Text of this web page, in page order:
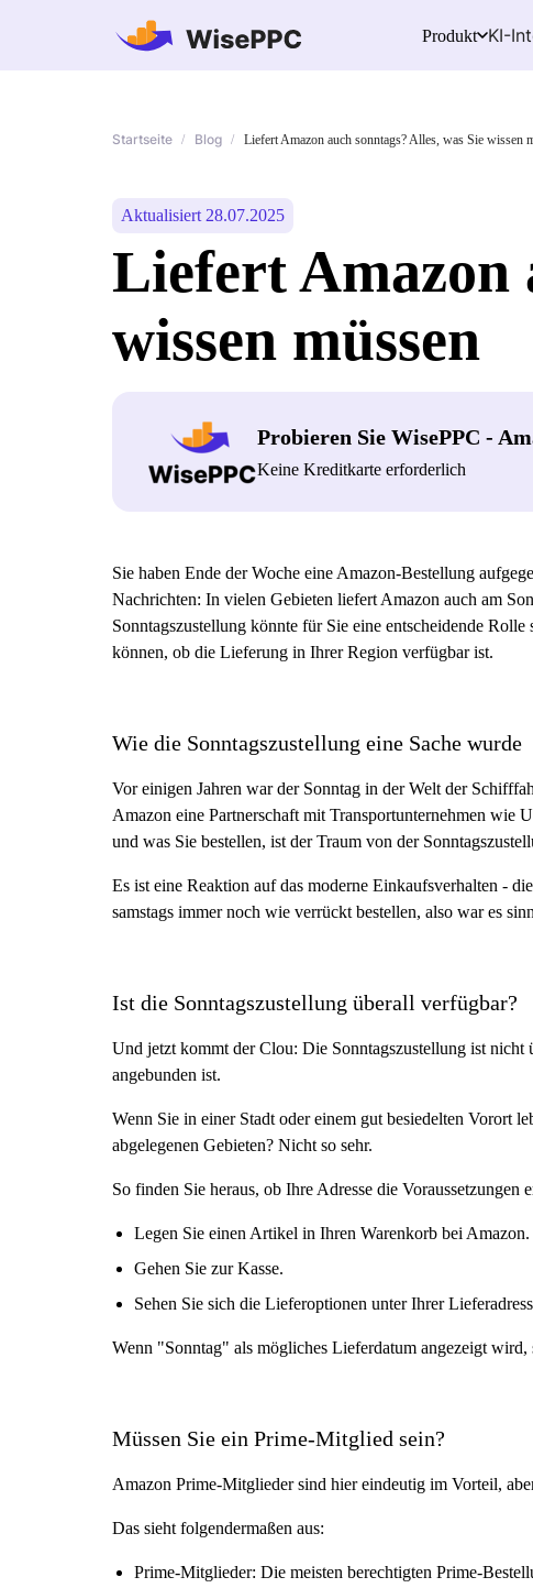
Produkt KI-
Startseite / Blog / Liefert Amazon auch sonntags? Alles, was Sie wissen
Aktualisiert 28.07.2025
Liefert Amazon
wissen müssen
Probieren Sie WisePPC -
Keine Kreditkarte erforderlich
Sie haben Ende der Woche eine Amazon-Bestellung
Nachrichten: In vielen Gebieten liefert Amazon auch am
Sonntagszustellung könnte für Sie eine entscheidende
können, ob die Lieferung in Ihrer Region verfügbar ist.
Wie die Sonntagszustellung eine Sache wurde
Vor einigen Jahren war der Sonntag in der Welt der
Amazon eine Partnerschaft mit Transportunternehmen wie
und was Sie bestellen, ist der Traum von der
Es ist eine Reaktion auf das moderne Einkaufsverhalten -
samstags immer noch wie verrückt bestellen, also war es
Ist die Sonntagszustellung überall verfügbar?
Und jetzt kommt der Clou: Die Sonntagszustellung ist
angebunden ist.
Wenn Sie in einer Stadt oder einem gut besiedelten Vorort
abgelegenen Gebieten? Nicht so sehr.
So finden Sie heraus, ob Ihre Adresse die Voraussetzungen
Legen Sie einen Artikel in Ihren Warenkorb bei Amazon.
Gehen Sie zur Kasse.
Sehen Sie sich die Lieferoptionen unter Ihrer
Wenn "Sonntag" als mögliches Lieferdatum angezeigt
Müssen Sie ein Prime-Mitglied sein?
Amazon Prime-Mitglieder sind hier eindeutig im Vorteil,
Das sieht folgendermaßen aus:
Prime-Mitglieder: Die meisten berechtigten Prime-